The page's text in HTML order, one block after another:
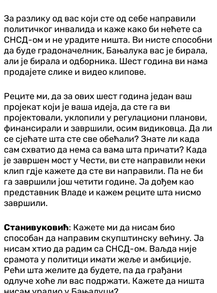
За разлику од вас који сте од себе направили
политичког инвалида и каже како би нећете са
СНСД-ом и не урадите ништа. Ви нисте способни
да буде градоначелник, Бањалука вас је бирала,
али је бирала и одборника. Шест година ви нама
продајете слике и видео клипове.
Реците ми, да за ових шест година један ваш
пројекат који је ваша идеја, да сте га ви
пројектовали, уклопили у регулациони планови,
финансирали и завршили, осим видиковца. Да ли
се сјећате шта сте све обећали? Знате ли када
сам схватио да нема са вама шта причати? Када
је завршен мост у Чести, ви сте направили неки
клип гдје кажете да сте ви направили. Па не би
га завршили још четити године. Ја дођем као
представник Владе и кажем реците шта нисмо
завршили.
Станивуковић: Кажете ми да нисам био
способан да направим скупштинску већину. Ја
нисам хтио да радим са СНСД-ом. Ваљда није
срамота у политици имати жеље и амбиције.
Рећи шта желите да будете, па да грађани
одлуче хоће ли вас подржати. Кажете да ништа